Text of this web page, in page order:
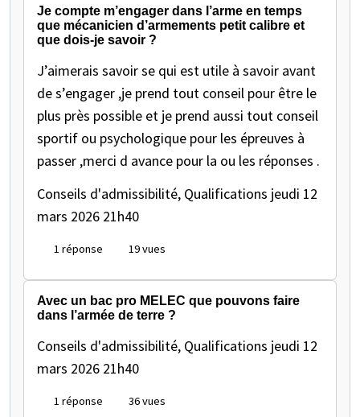
Je compte m’engager dans l’arme en temps
que mécanicien d’armements petit calibre et
que dois-je savoir ?
J’aimerais savoir se qui est utile à savoir avant
de s’engager ,je prend tout conseil pour être le
plus près possible et je prend aussi tout conseil
sportif ou psychologique pour les épreuves à
passer ,merci d avance pour la ou les réponses .
Conseils d'admissibilité, Qualifications jeudi 12
mars 2026 21h40
1 réponse 19 vues
Avec un bac pro MELEC que pouvons faire
dans l’armée de terre ?
Conseils d'admissibilité, Qualifications jeudi 12
mars 2026 21h40
1 réponse 36 vues